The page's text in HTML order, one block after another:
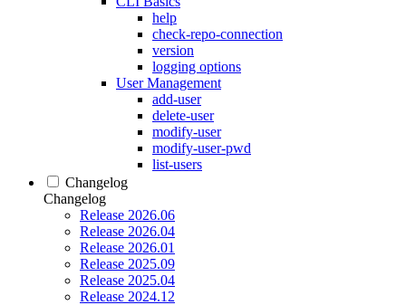
help
check-repo-connection
version
logging options
User Management
add-user
delete-user
modify-user
modify-user-pwd
list-users
Changelog
Changelog
Release 2026.06
Release 2026.04
Release 2026.01
Release 2025.09
Release 2025.04
Release 2024.12